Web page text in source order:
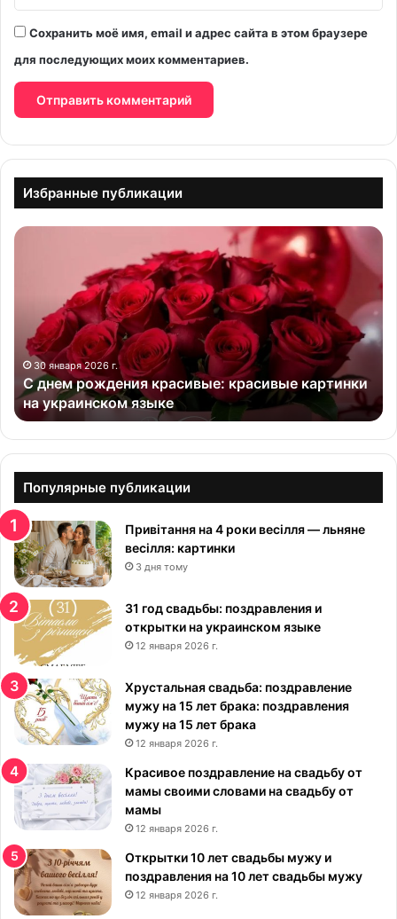
Сохранить моё имя, email и адрес сайта в этом браузере
для последующих моих комментариев.
Избранные публикации
С
ж
е
н
и
я
а
с
и
в
ы
е
:
р
а
с
и
в
ы
е
к
р
т
и
н
к
30 января 2026 г.
С днем рождения красивые: красивые картинки
на украинском языке
Популярные публикации
Привітання на 4 роки весілля — льняне
весілля: картинки
3 дня тому
31 год свадьбы: поздравления и
открытки на украинском языке
12 января 2026 г.
Хрустальная свадьба: поздравление
мужу на 15 лет брака: поздравления
мужу на 15 лет брака
12 января 2026 г.
Красивое поздравление на свадьбу от
мамы своими словами на свадьбу от
мамы
12 января 2026 г.
Открытки 10 лет свадьбы мужу и
поздравления на 10 лет свадьбы мужу
12 января 2026 г.